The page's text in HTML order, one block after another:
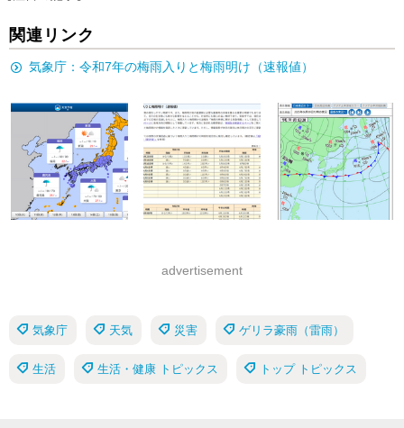
関連リンク
気象庁：令和7年の梅雨入りと梅雨明け（速報値）
advertisement
気象庁 天気 災害 ゲリラ豪雨（雷雨）
生活 生活・健康 トピックス トップ トピックス